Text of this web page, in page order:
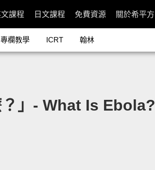
課程 日文課程 免費資源 關於希平方
專欄教學 ICRT 翰林
」- What Is Ebola?